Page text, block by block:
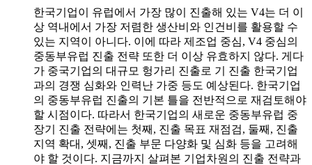
한국기업이 유럽에서 가장 많이 진출해 있는 V4는 더 이
상 역내에서 가장 저렴한 생산비와 인건비를 활용할 수
있는 지역이 아니다. 이에 따라 제조업 중심, V4 중심의
중동부유럽 진출 전략 또한 더 이상 유효하지 않다. 게다
가 중국기업의 대규모 헝가리 진출로 기 진출 한국기업
과의 경쟁 심화와 인력난 가중 등도 예상된다. 한국기업
의 중동부유럽 진출의 기본 틀을 전반적으로 재검토해야
할 시점이다. 따라서 한국기업의 새로운 중동부유럽 중
장기 진출 전략에는 첫째, 진출 목표 재점검, 둘째, 진출
지역 확대, 셋째, 진출 부문 다양화 및 심화 등을 고려해
야 할 것이다. 지금까지 살펴본 기업차원의 진출 전략과